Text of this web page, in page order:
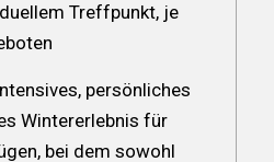
Treffpunkt, je
persönliches
Wintererlebnis für
bei dem sowohl